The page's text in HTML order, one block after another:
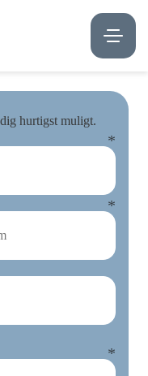
hurtigst muligt.